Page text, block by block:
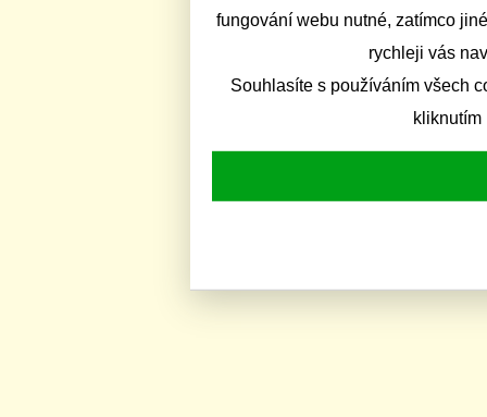
fungování webu nutné, zatímco
rychleji vás
Souhlasíte s používáním všech
kliknutím